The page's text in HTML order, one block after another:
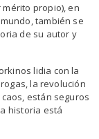
mérito propio), en
también se
de su autor y
lidia con la
la revolución
están seguros
historia está